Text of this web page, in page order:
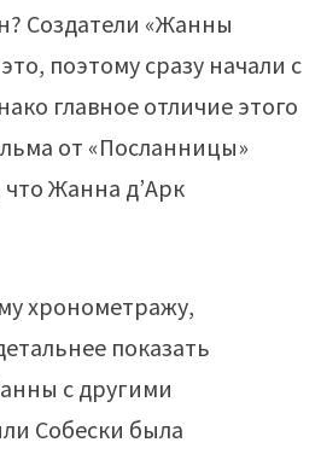
Создатели «Жанны
поэтому сразу начали с
главное отличие этого
от «Посланницы»
Жанна д’Арк
хронометражу,
показать
с другими
Собески была